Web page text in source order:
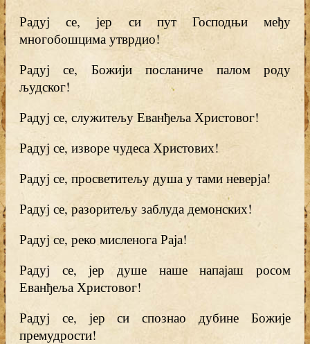
Радуј се, јер си пут Господњи међу
многобошцима утврдио!
Радуј се, Божији посланиче палом роду
људског!
Радуј се, служитељу Еванђеља Христовог!
Радуј се, изворе чудеса Христових!
Радуј се, просветитељу душа у тами неверја!
Радуј се, разоритељу заблуда демонских!
Радуј се, реко мисленога Раја!
Радуј се, јер душе наше напајаш росом
Еванђеља Христовог!
Радуј се, јер си спознао дубине Божије
премудрости!